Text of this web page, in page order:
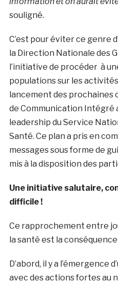
souligné.
C’est pour éviter ce genre
la Direction Nationale des
l’initiative de procéder à
populations sur les
lancement des prochaines
de Communication Intégré
leadership du Service
Santé. Ce plan a pris en
messages sous forme de
mis à la disposition des
Une initiative salutaire,
difficile !
Ce rapprochement entre
la santé est la
D’abord, il y a l’émergence
avec des actions fortes au